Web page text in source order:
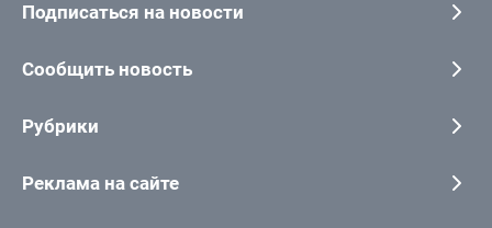
Подписаться на новости
Сообщить новость
Рубрики
Реклама на сайте